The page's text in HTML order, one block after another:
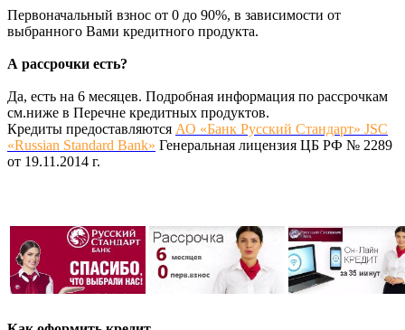
Первоначальный взнос от 0 до 90%, в зависимости от
выбранного Вами кредитного продукта.
А рассрочки есть?
Да, есть на 6 месяцев. Подробная информация по рассрочкам
см.ниже в Перечне кредитных продуктов.
Кредиты предоставляются АО «Банк Русский Стандарт» JSC
«Russian Standard Bank» Генеральная лицензия ЦБ РФ № 2289
от 19.11.2014 г.